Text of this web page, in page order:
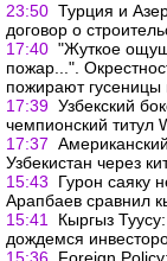
23:50 Турция и
договор о
17:40 "Жуткое
пожар...".
пожирают
17:39 Узбекский
чемпионский титул
17:37
Узбекистан через
15:43
Гурон саяку
Арапбаев сравнил
15:41
Кыргыз
дождемся